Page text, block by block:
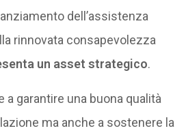
dell’assistenza
rinnovata consapevolezza
un asset strategico.
a garantire una buona qualità
ma anche a sostenere la